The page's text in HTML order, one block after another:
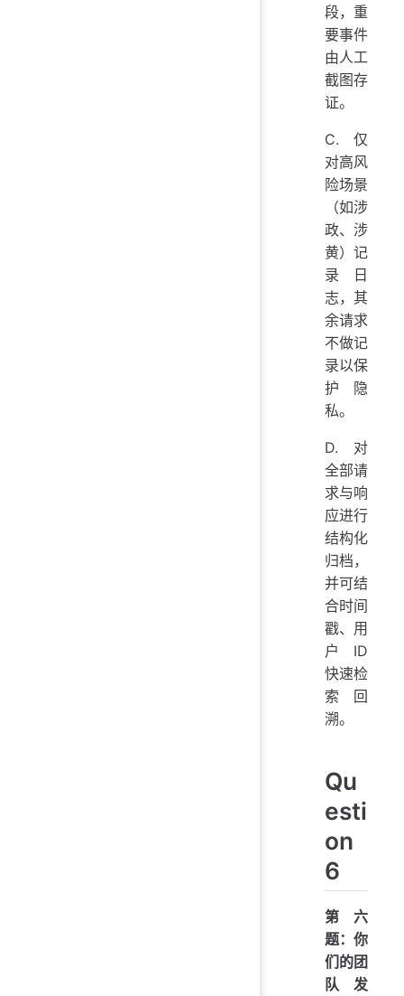
段，重
要事件
由人工
截图存
证。
C. 仅
对高风
险场景
（如涉
政、涉
黄）记
录日
志，其
余请求
不做记
录以保
护隐
私。
D. 对
全部请
求与响
应进行
结构化
归档，
并可结
合时间
戳、用
户 ID
快速检
索回
溯。
Qu
esti
on
6
第六
题：你
们的团
队发